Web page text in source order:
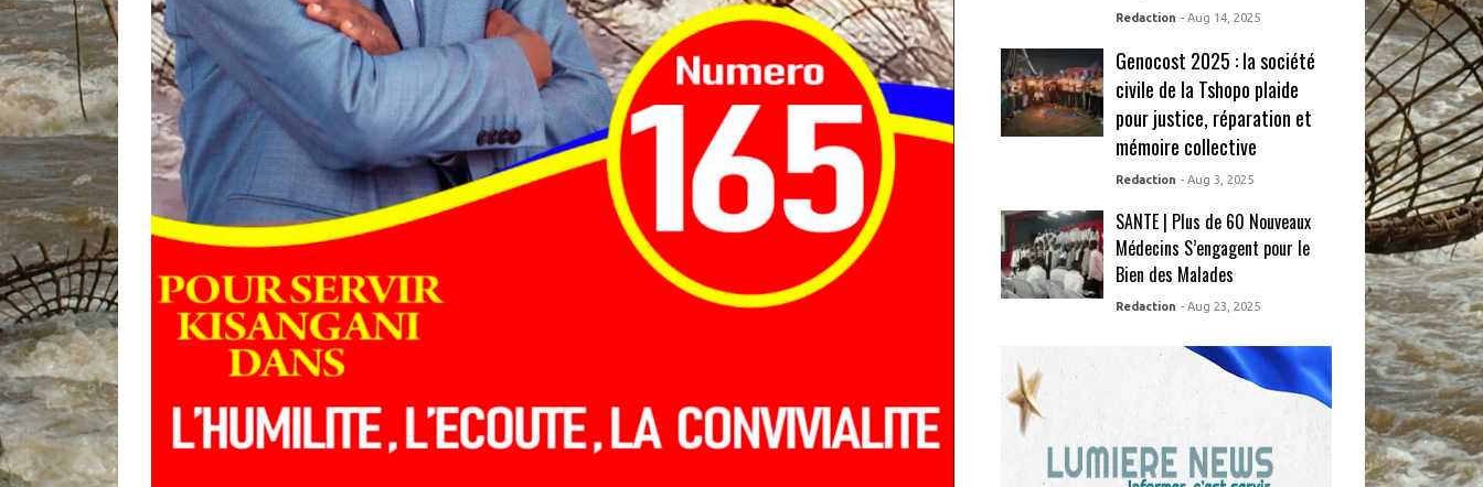
Redaction - Aug 14, 2025
Genocost 2025 : la société
civile de la Tshopo plaide
pour justice, réparation et
mémoire collective
Redaction - Aug 3, 2025
SANTE | Plus de 60 Nouveaux
Médecins S’engagent pour le
Bien des Malades
Redaction - Aug 23, 2025